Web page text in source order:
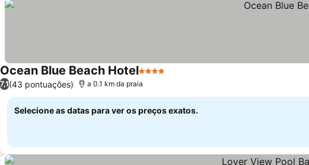
Ocean Blue Beach Hotel4 Estrelas
7,1(43 pontuações) a 0.1 km da praia
Selecione as datas para ver os preços exatos.